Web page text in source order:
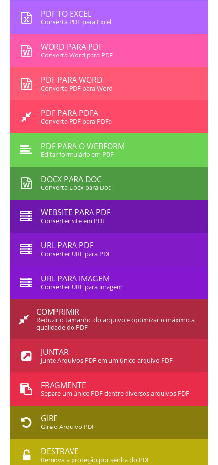
PDF TO EXCEL
Converta PDF para Excel
WORD PARA PDF
Converta Word para PDF
PDF PARA WORD
Converta PDF para Word
PDF PARA PDFA
Converta PDF para PDFa
PDF PARA O WEBFORM
Editar formulário em PDF
DOCX PARA DOC
Converta Docx para Doc
WEBSITE PARA PDF
Converter site em PDF
URL PARA PDF
Converter URL para PDF
URL PARA IMAGEM
Converter URL para imagem
COMPRIMIR
Reduzir o tamanho do arquivo e optimizar o máximo a
qualidade do PDF
JUNTAR
Junte Arquivos PDF em um único arquivo PDF
FRAGMENTE
Separe um único PDF dentre diversos arquivos PDF
GIRE
Gire o Arquivo PDF
DESTRAVE
Remova a proteção por senha do PDF